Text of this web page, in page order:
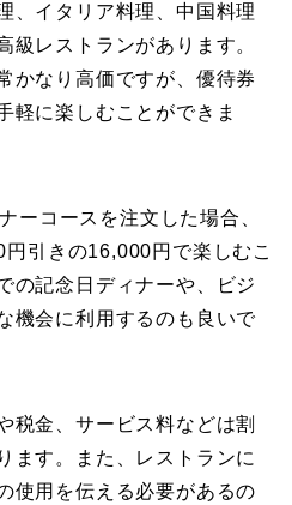
、イタリア料理、中国料理
級レストランがあります。
かなり高価ですが、優待券
軽に楽しむことができま
ーコースを注文した場合、
引きの16,000円で楽しむこ
の記念日ディナーや、ビジ
機会に利用するのも良いで
税金、サービス料などは割
ます。また、レストランに
使用を伝える必要があるの